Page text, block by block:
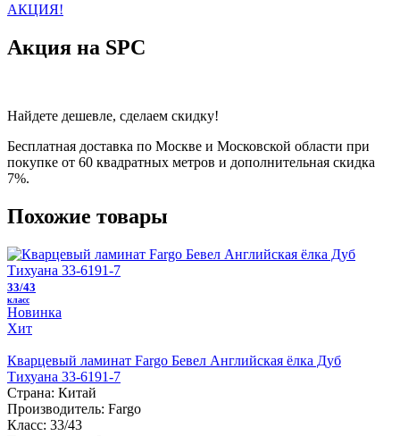
АКЦИЯ!
Акция на SPC
Найдете дешевле, сделаем скидку!
Бесплатная доставка по Москве и Московской области при
покупке от 60 квадратных метров и дополнительная скидка
7%.
Похожие товары
33/43
класс
Новинка
Хит
Кварцевый ламинат Fargo Бевел Английская ёлка Дуб
Тихуана 33-6191-7
Страна: Китай
Производитель: Fargo
Класс: 33/43